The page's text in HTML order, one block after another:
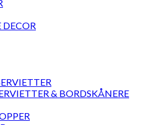
& BORDSKÅNERE